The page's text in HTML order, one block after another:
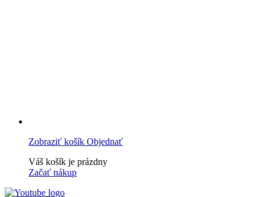
Zobraziť košík Objednať
Váš košík je prázdny
Začať nákup